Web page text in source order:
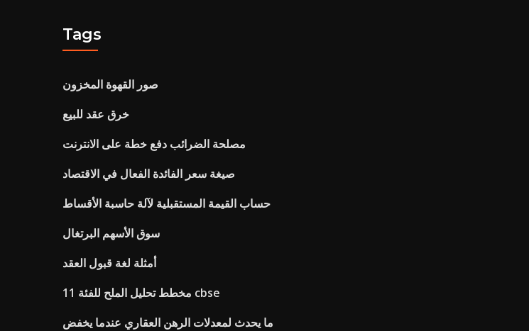
Tags
صور القهوة المخزون
خرق عقد للبيع
مصلحة الضرائب دفع خطة على الانترنت
صيغة سعر الفائدة الفعال في الاقتصاد
حساب القيمة المستقبلية لآلة حاسبة الأقساط
سوق الأسهم البرتغال
أمثلة لغة قبول العقد
مخطط تحليل الملح للفئة 11 cbse
ما يحدث لمعدلات الرهن العقاري عندما يخفض